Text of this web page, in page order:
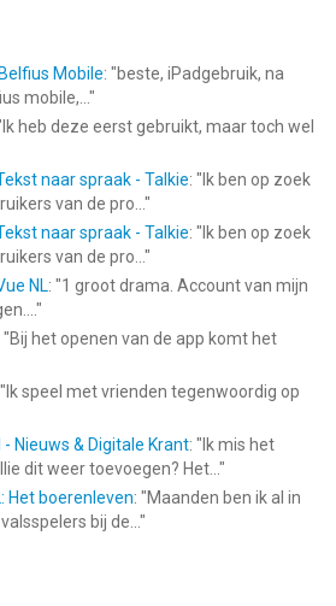
Belfius Mobile: "beste, iPadgebruik, na
mobile,... "
Ik heb deze eerst gebruikt, maar toch wel
naar spraak - Talkie: " Ik ben op zoek
van de pro... "
naar spraak - Talkie: " Ik ben op zoek
van de pro... "
NL: "1 groot drama. Account van mijn
"
"Bij het openen van de app komt het
Ik speel met vrienden tegenwoordig op
- Nieuws & Digitale Krant: " Ik mis het
dit weer toevoegen? Het... "
Het boerenleven: "Maanden ben ik al in
bij de... "